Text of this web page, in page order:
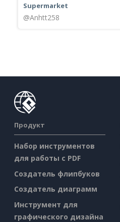
Supermarket
@Anhtt258
Продукт
Набор инструментов
для работы с PDF
Создатель флипбуков
Создатель диаграмм
Инструмент для
графического дизайна